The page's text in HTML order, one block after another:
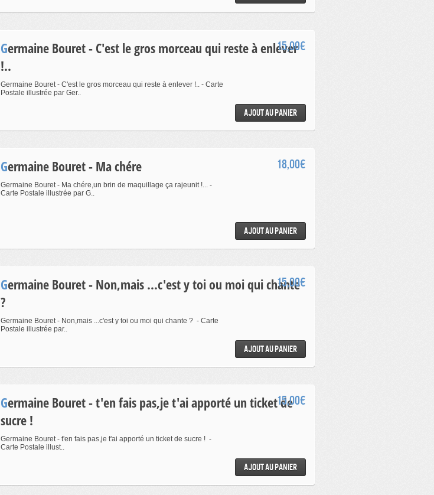
Germaine Bouret - C'est le gros morceau qui reste à enlever
!..
Germaine Bouret - C'est le gros morceau qui reste à enlever !.. - Carte
Postale illustrée par Ger..
15,00€
Ajout au panier
Germaine Bouret - Ma chére
Germaine Bouret - Ma chére,un brin de maquillage ça rajeunit !... -
Carte Postale illustrée par G..
18,00€
Ajout au panier
Germaine Bouret - Non,mais ...c'est y toi ou moi qui chante
?
Germaine Bouret - Non,mais ...c'est y toi ou moi qui chante ? - Carte
Postale illustrée par..
15,00€
Ajout au panier
Germaine Bouret - t'en fais pas,je t'ai apporté un ticket de
sucre !
Germaine Bouret - t'en fais pas,je t'ai apporté un ticket de sucre ! -
Carte Postale illust..
15,00€
Ajout au panier